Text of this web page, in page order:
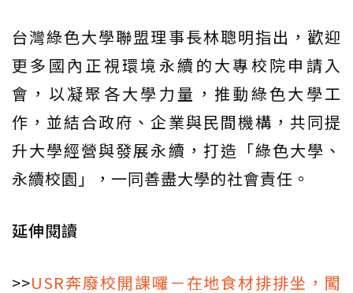
台灣綠色大學聯盟理事長林聰明指出，歡迎
更多國內正視環境永續的大專校院申請入
會，以凝聚各大學力量，推動綠色大學工
作，並結合政府、企業與民間機構，共同提
升大學經營與發展永續，打造「綠色大學、
永續校園」，一同善盡大學的社會責任。
延伸閱讀
>>USR奔廢校開課囉－在地食材排排坐，闖